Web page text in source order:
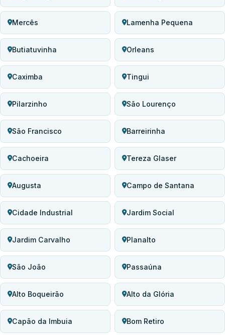
Mercês Lamenha Pequena
Butiatuvinha Orleans
Caximba Tingui
Pilarzinho São Lourenço
São Francisco Barreirinha
Cachoeira Tereza Glaser
Augusta Campo de Santana
Cidade Industrial Jardim Social
Jardim Carvalho Planalto
São João Passaúna
Alto Boqueirão Alto da Glória
Capão da Imbuia Bom Retiro